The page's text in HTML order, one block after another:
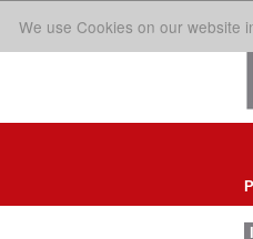
We use Cookies on our website